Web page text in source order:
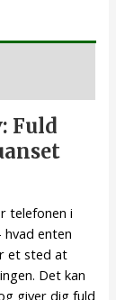
Fuld
telefonen i
hvad enten
et sted at
Det kan
giver dig fuld